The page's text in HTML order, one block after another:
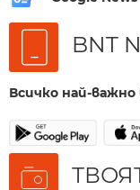
BNT
Всичко най-